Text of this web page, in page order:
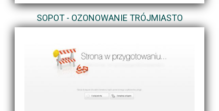
SOPOT - OZONOWANIE TRÓJMIASTO